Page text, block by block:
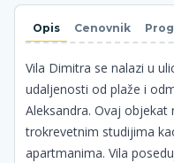
Opis Cenovnik
Vila Dimitra se nalazi u
udaljenosti od plaže i
Aleksandra. Ovaj
trokrevetnim studijima
apartmanima. Vila